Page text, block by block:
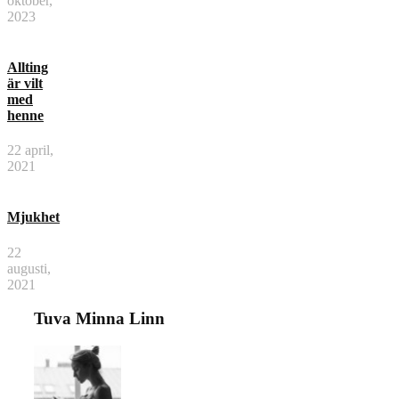
2023
Allting
är vilt
med
henne
22 april,
2021
Mjukhet
22
augusti,
2021
Tuva Minna Linn